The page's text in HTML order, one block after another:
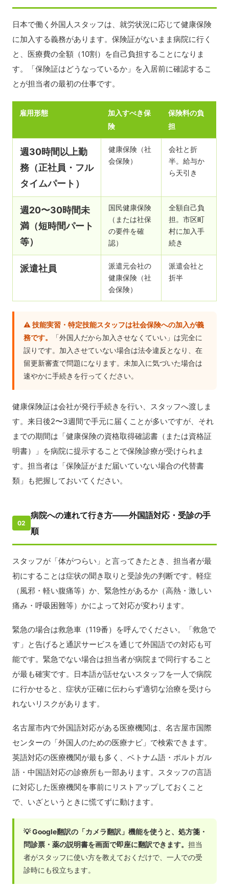
日本で働く外国人スタッフは、就労状況に応じて健康保険
に加入する義務があります。保険証がないまま病院に行く
と、医療費の全額（10割）を自己負担することになりま
す。「保険証はどうなっているか」を入居前に確認するこ
とが担当者の最初の仕事です。
雇用形態
加入すべき保
険
保険料の負
担
週30時間以上勤
務（正社員・フル
タイムパート）
健康保険（社
会保険）
会社と折
半。給与か
ら天引き
週20〜30時間未
満（短時間パート
等）
国民健康保険
（または社保
の要件を確
認）
全額自己負
担。市区町
村に加入手
続き
派遣社員
派遣元会社の
健康保険（社
会保険）
派遣会社と
折半
⚠️ 技能実習・特定技能スタッフは社会保険への加入が義
務です。
「外国人だから加入させなくていい」は完全に
誤りです。加入させていない場合は法令違反となり、在
留更新審査で問題になります。未加入に気づいた場合は
速やかに手続きを行ってください。
健康保険証は会社が発行手続きを行い、スタッフへ渡しま
す。来日後2〜3週間で手元に届くことが多いですが、それ
までの期間は「健康保険の資格取得確認書（または資格証
明書）」を病院に提示することで保険診療が受けられま
す。担当者は「保険証がまだ届いていない場合の代替書
類」も把握しておいてください。
02
病院への連れて行き方——外国語対応・受診の手
順
スタッフが「体がつらい」と言ってきたとき、担当者が最
初にすることは症状の聞き取りと受診先の判断です。軽症
（風邪・軽い腹痛等）か、緊急性があるか（高熱・激しい
痛み・呼吸困難等）かによって対応が変わります。
緊急の場合は救急車（119番）を呼んでください。「救急で
す」と告げると通訳サービスを通じて外国語での対応も可
能です。緊急でない場合は担当者が病院まで同行すること
が最も確実です。日本語が話せないスタッフを一人で病院
に行かせると、症状が正確に伝わらず適切な治療を受けら
れないリスクがあります。
名古屋市内で外国語対応がある医療機関は、名古屋市国際
センターの「外国人のための医療ナビ」で検索できます。
英語対応の医療機関が最も多く、ベトナム語・ポルトガル
語・中国語対応の診療所も一部あります。スタッフの言語
に対応した医療機関を事前にリストアップしておくこと
で、いざというときに慌てずに動けます。
💡 Google翻訳の「カメラ翻訳」機能を使うと、処方箋・
問診票・薬の説明書を画面で即座に翻訳できます。担当
者がスタッフに使い方を教えておくだけで、一人での受
診時にも役立ちます。